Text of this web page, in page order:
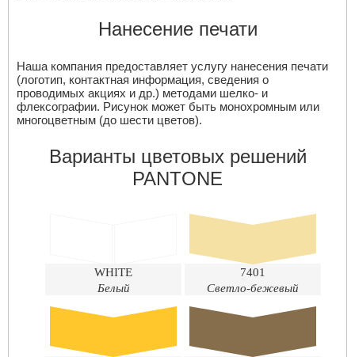
Нанесение печати
Наша компания предоставляет услугу нанесения печати
(логотип, контактная информация, сведения о
проводимых акциях и др.) методами шелко- и
флексографии. Рисунок может быть монохромным или
многоцветным (до шести цветов).
Варианты цветовых решений
PANTONE
WHITE
Белый
7401
Светло-бежевый